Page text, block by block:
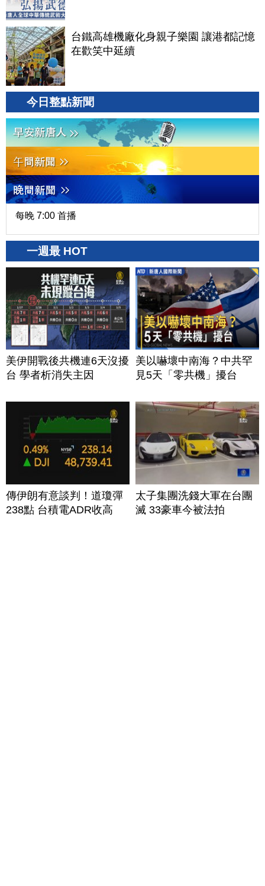
台鐵高雄機廠化身親子樂園 讓港都記憶
在歡笑中延續
今日整點新聞
每晚 7:00 首播
一週最 HOT
美伊開戰後共機連6天沒擾
台 學者析消失主因
美以嚇壞中南海？中共罕
見5天「零共機」擾台
傳伊朗有意談判！道瓊彈
238點 台積電ADR收高
太子集團洗錢大軍在台團
滅 33豪車今被法拍